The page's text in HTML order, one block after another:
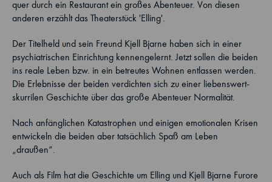
quer durch ein Restaurant ein großes Abenteuer. Von diesen
anderen erzählt das Theaterstück 'Elling'.
Der Titelheld und sein Freund Kjell Bjarne haben sich in einer
psychiatrischen Einrichtung kennengelernt. Jetzt sollen die beiden
ins reale Leben bzw. in ein betreutes Wohnen entlassen werden.
Die Erlebnisse der beiden verdichten sich zu einer liebenswert-
skurrilen Geschichte über das große Abenteuer Normalität.
Nach anfänglichen Katastrophen und einigen emotionalen Krisen
entwickeln die beiden aber tatsächlich Spaß am Leben
„draußen“.
Auch als Film hat die Geschichte um Elling und Kjell Bjarne Furore